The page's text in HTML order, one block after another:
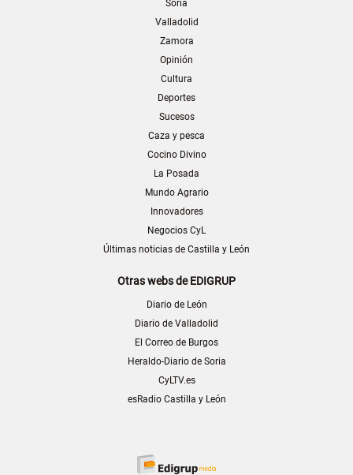
Soria
Valladolid
Zamora
Opinión
Cultura
Deportes
Sucesos
Caza y pesca
Cocino Divino
La Posada
Mundo Agrario
Innovadores
Negocios CyL
Últimas noticias de Castilla y León
Otras webs de EDIGRUP
Diario de León
Diario de Valladolid
El Correo de Burgos
Heraldo-Diario de Soria
CyLTV.es
esRadio Castilla y León